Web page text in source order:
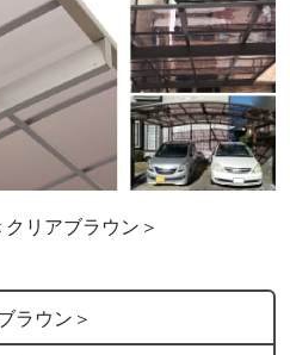
リアブラウン＞
ラウン＞